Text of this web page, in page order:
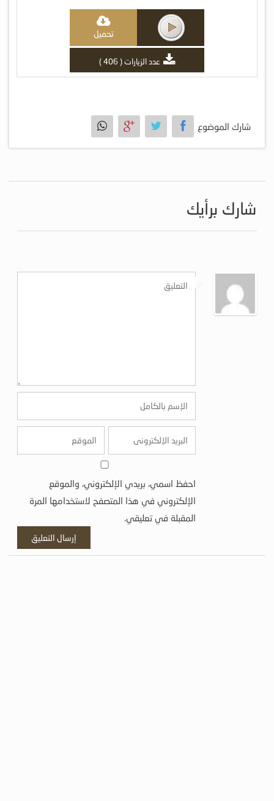
تحميل
عدد الزيارات ( 406 )
شارك الموضوع
شارك برأيك
احفظ اسمي، بريدي الإلكتروني، والموقع
الإلكتروني في هذا المتصفح لاستخدامها المرة
المقبلة في تعليقي.